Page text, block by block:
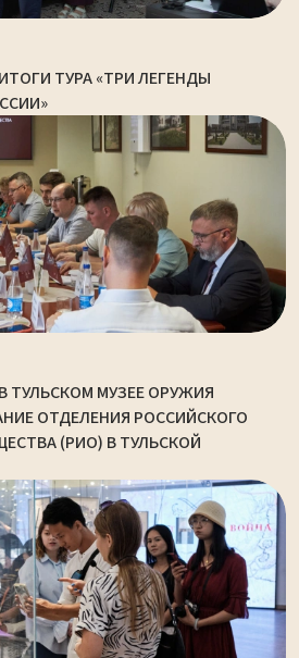
ТУРА «ТРИ ЛЕГЕНДЫ
ТУЛЬСКОМ МУЗЕЕ ОРУЖИЯ
ОТДЕЛЕНИЯ РОССИЙСКОГО
(РИО) В ТУЛЬСКОЙ